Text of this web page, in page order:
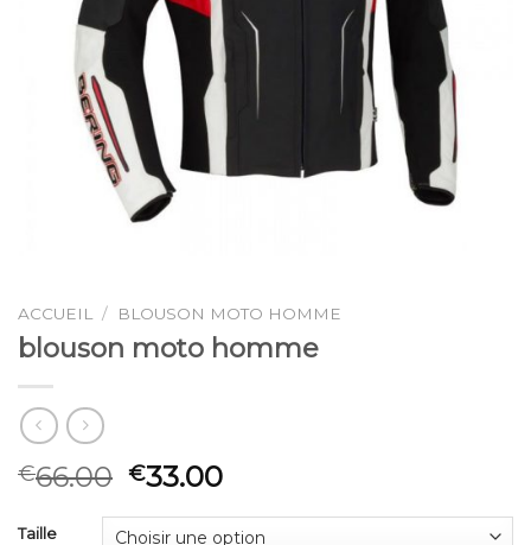
ACCUEIL / BLOUSON MOTO HOMME
blouson moto homme
€66.00 €33.00
Taille